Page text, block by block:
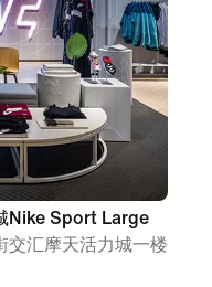
Nike Sport Large
交汇摩天活力城一楼